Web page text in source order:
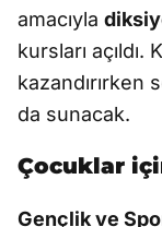
amacıyla
kursları açıldı.
kazandırırken
da sunacak.
Çocuklar
Gençlik ve